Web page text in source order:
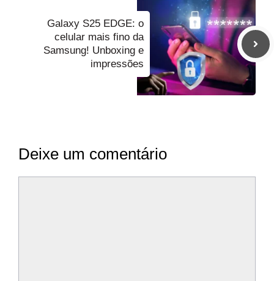
Galaxy S25 EDGE: o
celular mais fino da
Samsung! Unboxing e
impressões
Deixe um comentário